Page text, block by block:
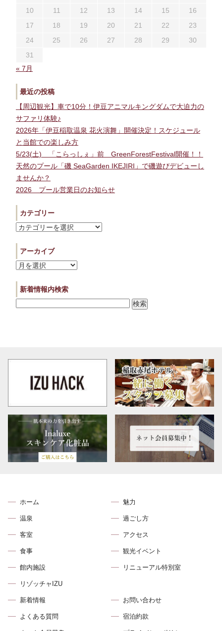
10
11 12 13 14 15
16
17
18 19 20 21 22
23
24
25 26 27 28 29
30
31
« 7月
最近の投稿
【周辺観光】車で10分！伊豆アニマルキングダムで大迫力の
サファリ体験♪
2026年「伊豆稲取温泉 花火演舞」開催決定！スケジュール
と当館での楽しみ方
5/23(土) 「こらっしぇ」前 GreenForestFestival開催！！
天然のプール「磯 SeaGarden IKEJIRI」で磯遊びデビューし
ませんか？
2026 プール営業日のお知らせ
カテゴリー
カ
ゴ
リ
アーカイブ
ア
カ
イ
新着情報内検索
ホーム
温泉
客室
食事
館内施設
リゾッチャIZU
魅力
過ごし方
アクセス
観光イベント
リニューアル特別室
新着情報
よくある質問
お問い合わせ
宿泊約款